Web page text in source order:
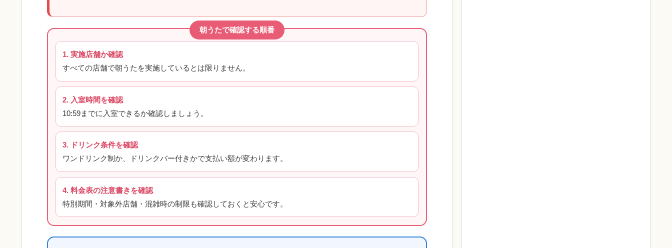
朝うたで確認する順番
1. 実施店舗か確認
すべての店舗で朝うたを実施しているとは限りません。
2. 入室時間を確認
10:59までに入室できるか確認しましょう。
3. ドリンク条件を確認
ワンドリンク制か、ドリンクバー付きかで支払い額が変わります。
4. 料金表の注意書きを確認
特別期間・対象外店舗・混雑時の制限も確認しておくと安心です。